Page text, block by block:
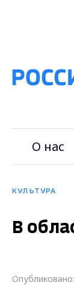
О нас
КУЛЬТУРА
В